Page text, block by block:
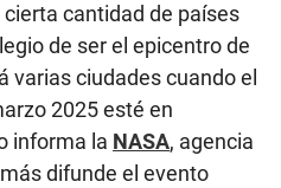
cantidad de países
de ser el epicentro de
varias ciudades cuando el
2025 esté en
informa la NASA, agencia
difunde el evento